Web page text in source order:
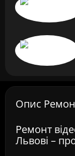
Опис
Ремонт
Львові –